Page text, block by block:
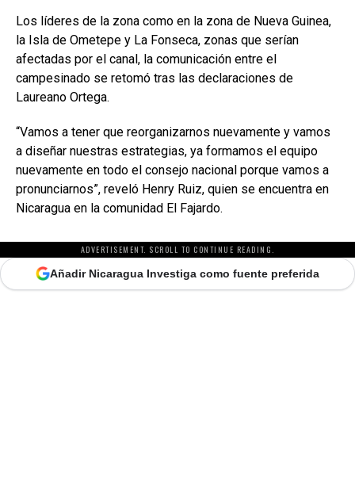
Los líderes de la zona como en la zona de Nueva Guinea,
la Isla de Ometepe y La Fonseca, zonas que serían
afectadas por el canal, la comunicación entre el
campesinado se retomó tras las declaraciones de
Laureano Ortega.
“Vamos a tener que reorganizarnos nuevamente y vamos
a diseñar nuestras estrategias, ya formamos el equipo
nuevamente en todo el consejo nacional porque vamos a
pronunciarnos”, reveló Henry Ruiz, quien se encuentra en
Nicaragua en la comunidad El Fajardo.
ADVERTISEMENT. SCROLL TO CONTINUE READING.
Añadir Nicaragua Investiga como fuente preferida